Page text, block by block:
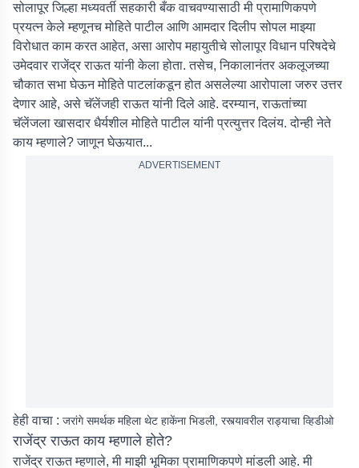
सोलापूर जिल्हा मध्यवर्ती सहकारी बँक वाचवण्यासाठी मी प्रामाणिकपणे
प्रयत्न केले‌ म्हणूनच मोहिते पाटील आणि आमदार दिलीप सोपल माझ्या
विरोधात काम करत आहेत, असा आरोप महायुतीचे सोलापूर विधान परिषदेचे
उमेदवार राजेंद्र राऊत यांनी केला होता. तसेच, निकालानंतर अकलूजच्या
चौकात सभा घेऊन मोहिते पाटलांकडून होत असलेल्या आरोपाला जरुर उत्तर
देणार आहे, असे चॅलेंजही राऊत यांनी दिले आहे. दरम्यान, राऊतांच्या
चॅलेंजला खासदार धैर्यशील मोहिते पाटील यांनी प्रत्युत्तर दिलंय. दोन्ही नेते
काय म्हणाले? जाणून घेऊयात...
ADVERTISEMENT
हेही वाचा : जरांगे समर्थक महिला थेट हाकेंना भिडली, रस्त्यावरील राड्याचा व्हिडीओ
राजेंद्र राऊत काय म्हणाले होते?
राजेंद्र राऊत म्हणाले, मी माझी भूमिका प्रामाणिकपणे मांडली आहे. मी